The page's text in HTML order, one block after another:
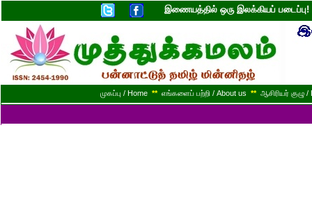
இணையத்தில் ஒரு இலக்கியப்
முகப்பு / Home ** எங்களைப் பற்றி / About us ** ஆசிரியர் குழு